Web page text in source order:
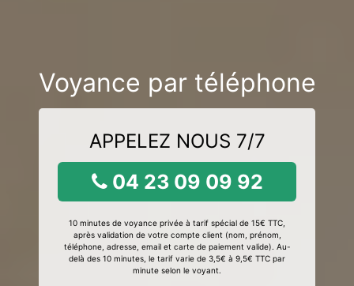
Voyance par téléphone
APPELEZ NOUS 7/7
04 23 09 09 92
10 minutes de voyance privée à tarif spécial de 15€ TTC,
après validation de votre compte client (nom, prénom,
téléphone, adresse, email et carte de paiement valide). Au-
delà des 10 minutes, le tarif varie de 3,5€ à 9,5€ TTC par
minute selon le voyant.